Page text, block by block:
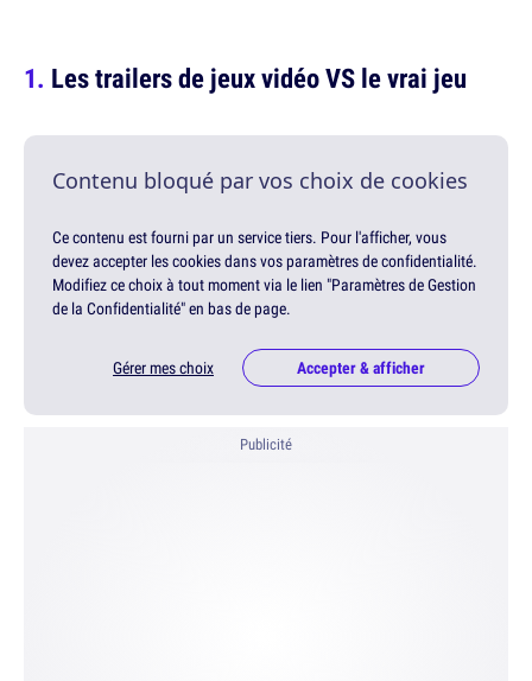
Les trailers de jeux vidéo VS le vrai jeu
Contenu bloqué par vos choix de cookies
Ce contenu est fourni par un service tiers. Pour l'afficher, vous
devez accepter les cookies dans vos paramètres de confidentialité.
Modifiez ce choix à tout moment via le lien "Paramètres de Gestion
de la Confidentialité" en bas de page.
Gérer mes choix Accepter & afficher
Publicité